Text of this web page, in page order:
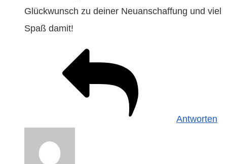
Glückwunsch zu deiner Neuanschaffung und viel
Spaß damit!
Antworten